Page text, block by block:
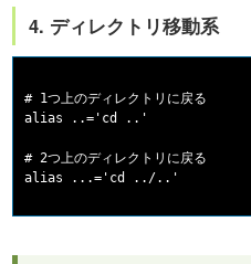
4. ディレクトリ移動系
# 1つ上のディレクトリに戻る
alias ..='cd ..'
# 2つ上のディレクトリに戻る